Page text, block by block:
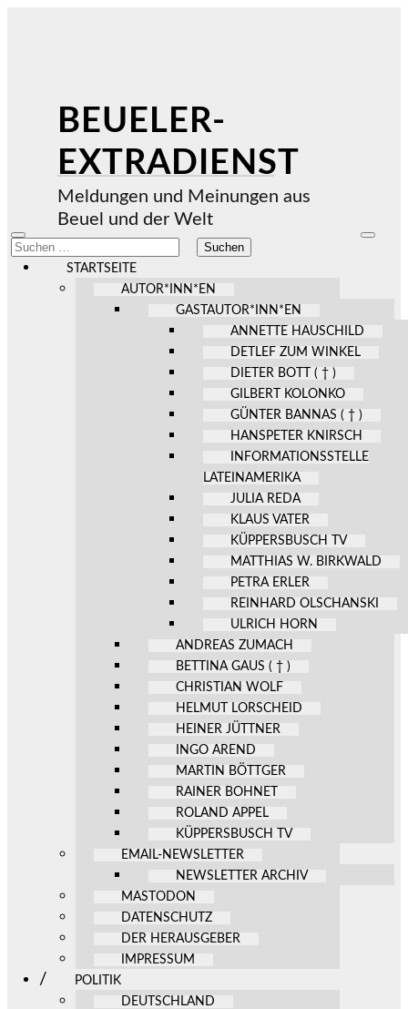
BEUELER-
EXTRADIENST
Meldungen und Meinungen aus
Beuel und der Welt
Mobile-
Menü
ein-/ausblenden
Suchen
nach:
STARTSEITE
AUTOR*INN*EN
GASTAUTOR*INN*EN
ANNETTE HAUSCHILD
DETLEF ZUM WINKEL
DIETER BOTT ( † )
GILBERT KOLONKO
GÜNTER BANNAS ( † )
HANSPETER KNIRSCH
INFORMATIONSSTELLE
LATEINAMERIKA
JULIA REDA
KLAUS VATER
KÜPPERSBUSCH TV
MATTHIAS W. BIRKWALD
PETRA ERLER
REINHARD OLSCHANSKI
ULRICH HORN
ANDREAS ZUMACH
BETTINA GAUS ( † )
CHRISTIAN WOLF
HELMUT LORSCHEID
HEINER JÜTTNER
INGO AREND
MARTIN BÖTTGER
RAINER BOHNET
ROLAND APPEL
KÜPPERSBUSCH TV
EMAIL-NEWSLETTER
NEWSLETTER ARCHIV
MASTODON
DATENSCHUTZ
DER HERAUSGEBER
IMPRESSUM
POLITIK
DEUTSCHLAND